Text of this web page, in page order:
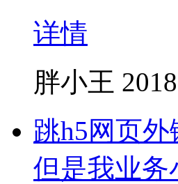
详情
胖小王
跳h5网页
但是我业务